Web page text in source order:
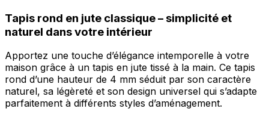
Tapis rond en jute classique – simplicité et
naturel dans votre intérieur
Apportez une touche d’élégance intemporelle à votre
maison grâce à un tapis en jute tissé à la main. Ce tapis
rond d’une hauteur de 4 mm séduit par son caractère
naturel, sa légèreté et son design universel qui s’adapte
parfaitement à différents styles d’aménagement.